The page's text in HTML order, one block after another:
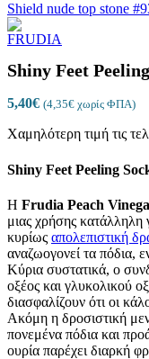
Shield nude top stone
Shiny Feet
5,40€ (4,35€ χωρίς ΦΠΑ)
Χαμηλότερη τιμή τις
Shiny Feet Peeling
Η Frudia Peach
μιας χρήσης κατάλληλη
κυρίως απολεπιστική
αναζωογονεί τα πόδια,
Κύρια συστατικά, ο
οξέος και γλυκολικού
διασφαλίζουν ότι οι
Ακόμη η δροσιστική
πονεμένα πόδια και
ουρία παρέχει διαρκή